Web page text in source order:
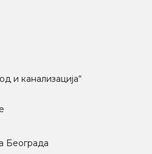
и канализација“
Београда